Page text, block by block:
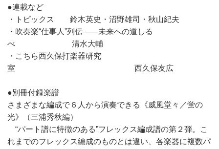
●連載など
・トピックス 鈴木英史・沼野雄司・秋山紀夫
・吹奏楽“仕事人”列伝――未来への道しる
べ 清水大輔
・こちら西久保打楽器研究
室 西久保友広
●別冊付録楽譜
さまざまな編成で６人から演奏できる《威風堂々／蛍の
光》（三浦秀秋編）
“パート譜に特徴のある”フレックス編成譜の第２弾。こ
れまでのフレックス編成のものとは違い、各楽器に複数パ